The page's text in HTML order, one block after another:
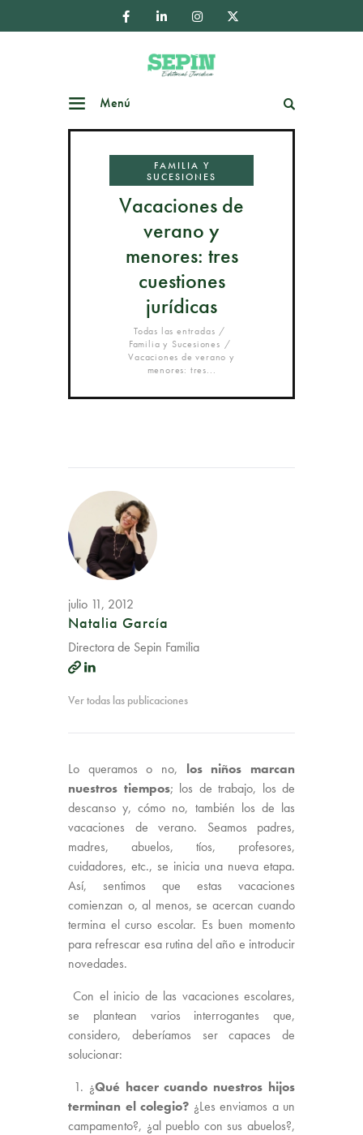
Menú
FAMILIA Y
SUCESIONES
Vacaciones de
verano y
menores: tres
cuestiones
jurídicas
Todas las entradas
Familia y Sucesiones
Vacaciones de verano y
menores: tres...
julio 11, 2012
Natalia García
Directora de Sepin Familia
Ver todas las publicaciones
Lo queramos o no, los niños marcan
nuestros tiempos; los de trabajo, los de
descanso y, cómo no, también los de las
vacaciones de verano. Seamos padres,
madres, abuelos, tíos, profesores,
cuidadores, etc., se inicia una nueva etapa.
Así, sentimos que estas vacaciones
comienzan o, al menos, se acercan cuando
termina el curso escolar. Es buen momento
para refrescar esa rutina del año e introducir
novedades.
Con el inicio de las vacaciones escolares,
se plantean varios interrogantes que,
considero, deberíamos ser capaces de
solucionar:
1. ¿Qué hacer cuando nuestros hijos
terminan el colegio? ¿Les enviamos a un
campamento?, ¿al pueblo con sus abuelos?,